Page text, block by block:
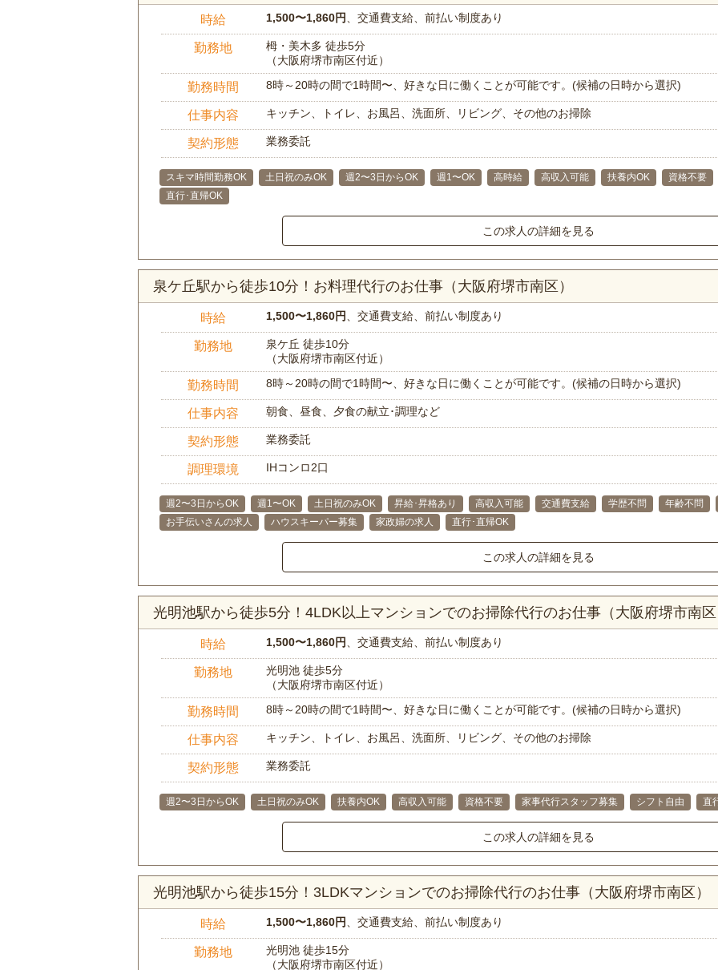
時給 1,500〜1,860円 、交通費支給、前払い制度あり
勤務地
栂・美木多 徒歩5分
（大阪府堺市南区付近）
勤務時間 8時～20時の間で1時間〜、好きな日に働くことが可能です。(候補の日時から選択)
仕事内容 キッチン、トイレ、お風呂、洗面所、リビング、その他のお掃除
契約形態 業務委託
スキマ時間勤務OK 土日祝のみOK 週2〜3日からOK 週1〜OK 高時給 高収入可能 扶養内OK 資格不要
直行･直帰OK
この求人の詳細を見る
泉ケ丘駅から徒歩10分！お料理代行のお仕事（大阪府堺市南区）
時給 1,500〜1,860円 、交通費支給、前払い制度あり
勤務地
泉ケ丘 徒歩10分
（大阪府堺市南区付近）
勤務時間 8時～20時の間で1時間〜、好きな日に働くことが可能です。(候補の日時から選択)
仕事内容 朝食、昼食、夕食の献立･調理など
契約形態 業務委託
調理環境 IHコンロ2口
週2〜3日からOK 週1〜OK 土日祝のみOK 昇給･昇格あり 高収入可能 交通費支給 学歴不問 年齢不問
お手伝いさんの求人
ハウスキーパー募集 家政婦の求人 直行･直帰OK
この求人の詳細を見る
光明池駅から徒歩5分！4LDK以上マンションでのお掃除代行のお仕事（大阪府堺市南区
時給 1,500〜1,860円 、交通費支給、前払い制度あり
勤務地
光明池 徒歩5分
（大阪府堺市南区付近）
勤務時間 8時～20時の間で1時間〜、好きな日に働くことが可能です。(候補の日時から選択)
仕事内容 キッチン、トイレ、お風呂、洗面所、リビング、その他のお掃除
契約形態 業務委託
週2〜3日からOK 土日祝のみOK 扶養内OK 高収入可能 資格不要 家事代行スタッフ募集 シフト自由 直
この求人の詳細を見る
光明池駅から徒歩15分！3LDKマンションでのお掃除代行のお仕事（大阪府堺市南区）
時給 1,500〜1,860円 、交通費支給、前払い制度あり
勤務地
光明池 徒歩15分
（大阪府堺市南区付近）